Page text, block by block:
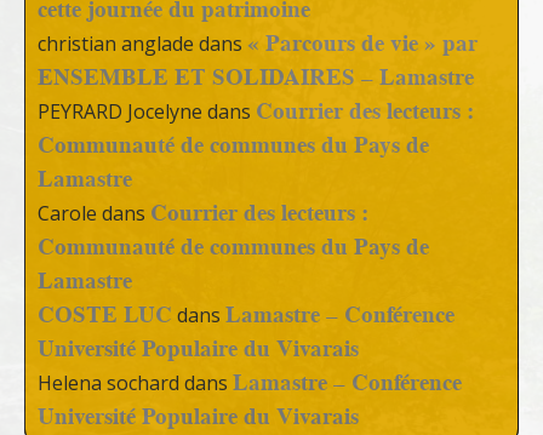
cette journée du patrimoine
christian anglade dans « Parcours de vie » par
ENSEMBLE ET SOLIDAIRES – Lamastre
PEYRARD Jocelyne dans Courrier des lecteurs :
Communauté de communes du Pays de
Lamastre
Carole dans Courrier des lecteurs :
Communauté de communes du Pays de
Lamastre
COSTE LUC dans Lamastre – Conférence
Université Populaire du Vivarais
Helena sochard dans Lamastre – Conférence
Université Populaire du Vivarais